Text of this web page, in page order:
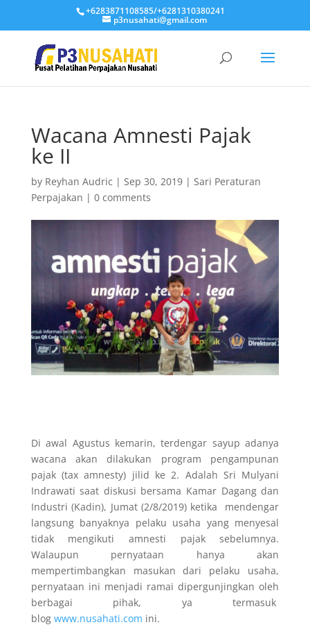
+6283871108585/+6281310380241
p3nusahati@gmail.com
Wacana Amnesti Pajak
ke II
by Reyhan Audric | Sep 30, 2019| Sari Peraturan
Perpajakan | 0 comments
Di awal Agustus kemarin, terdengar sayup adanya
wacana akan dilakukan program pengampunan
pajak (tax amnesty) jilid ke 2. Adalah Sri Mulyani
Indrawati saat diskusi bersama Kamar Dagang dan
Industri (Kadin), Jumat (2/8/2019) ketika mendengar
langsung banyaknya pelaku usaha yang menyesal
tidak mengikuti amnesti pajak sebelumnya.
Walaupun pernyataan hanya akan
mempertimbangkan masukan dari pelaku usaha,
pernyataan ini menjadi ramai dipergunjingkan oleh
berbagai pihak, ya termasuk
blog www.nusahati.com ini.